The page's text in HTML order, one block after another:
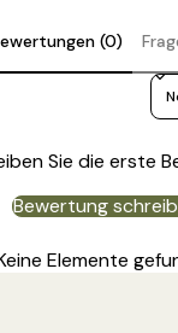
(0)
Sie die erste
Bewertung
Elemente